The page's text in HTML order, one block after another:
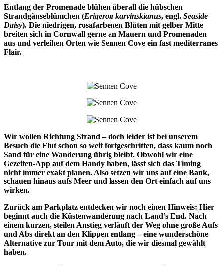
Entlang der Promenade blühen überall die hübschen
Strandgänseblümchen (Erigeron karvinskianus, engl. Seaside
Daisy). Die niedrigen, rosafarbenen Blüten mit gelber Mitte
breiten sich in Cornwall gerne an Mauern und Promenaden
aus und verleihen Orten wie Sennen Cove ein fast mediterranes
Flair.
Wir wollen Richtung Strand – doch leider ist bei unserem
Besuch die Flut schon so weit fortgeschritten, dass kaum noch
Sand für eine Wanderung übrig bleibt. Obwohl wir eine
Gezeiten-App auf dem Handy haben, lässt sich das Timing
nicht immer exakt planen. Also setzen wir uns auf eine Bank,
schauen hinaus aufs Meer und lassen den Ort einfach auf uns
wirken.
Zurück am Parkplatz entdecken wir noch einen Hinweis: Hier
beginnt auch die Küstenwanderung nach Land’s End. Nach
einem kurzen, steilen Anstieg verläuft der Weg ohne große Aufs
und Abs direkt an den Klippen entlang – eine wunderschöne
Alternative zur Tour mit dem Auto, die wir diesmal gewählt
haben.